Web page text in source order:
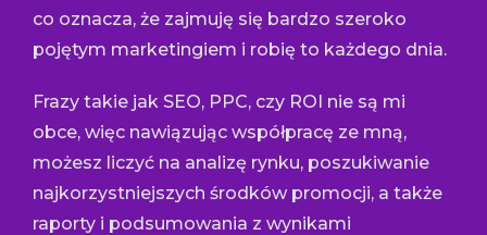
co oznacza, że zajmuję się bardzo szeroko
pojętym marketingiem i robię to każdego dnia.
Frazy takie jak SEO, PPC, czy ROI nie są mi
obce, więc nawiązując współpracę ze mną,
możesz liczyć na analizę rynku, poszukiwanie
najkorzystniejszych środków promocji, a także
raporty i podsumowania z wynikami